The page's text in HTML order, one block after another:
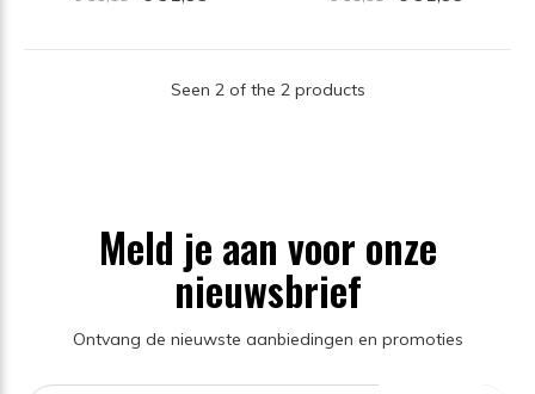
Seen 2 of the 2 products
Meld je aan voor onze
nieuwsbrief
Ontvang de nieuwste aanbiedingen en promoties